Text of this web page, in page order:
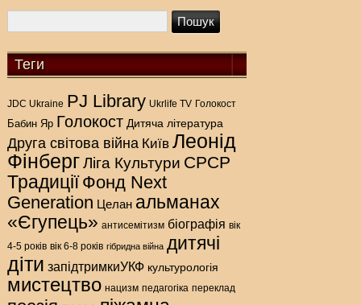
Теги
JDC Ukraine PJ Library Ukrlife TV Голокост
Бабин Яр Голокост Дитяча література
Друга світова війна Київ Леонід
Фінберг Ліга Культури СРСР
ТрадиціїФонд Next
Generation Целан альманах
«Єгупець» антисемітизм біографія вік
4-5 років вік 6-8 років гібридна війна дитячі
діти запідтримкиУКФ культурологія
мистецтво нацизм педагогіка переклад